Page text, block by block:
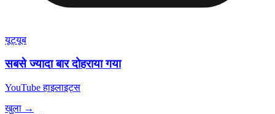
यूट्यूब
सबसे ज्यादा बार दोहराया गया
YouTube हाइलाइट्स
खुला →